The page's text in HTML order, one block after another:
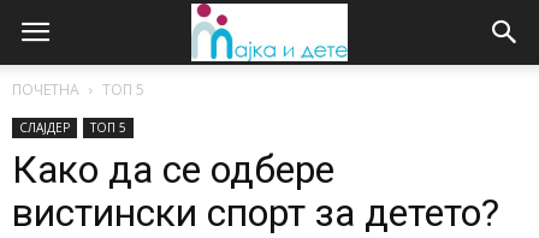
ПОЧЕТНА ТОП 5
СЛАЈДЕР ТОП 5
Како да се одбере
вистински спорт за детето?